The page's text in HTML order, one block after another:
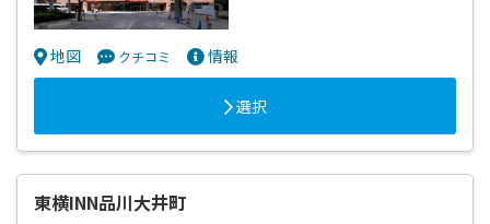
地図 クチコミ 情報
選択
東横INN品川大井町